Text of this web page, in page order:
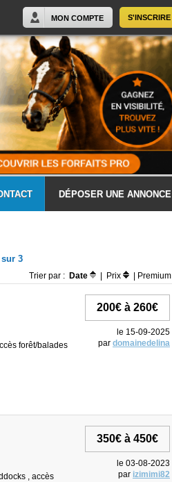
S'INSCRIRE
MON COMPTE
DÉPOSER UNE ANNONCE
sur 3
Trier par : Date Prix Premium
forêt/balades
200€ à 260€
le 15-09-2025
par domainedelina
, accès
350€ à 450€
le 03-08-2023
par izimimi82